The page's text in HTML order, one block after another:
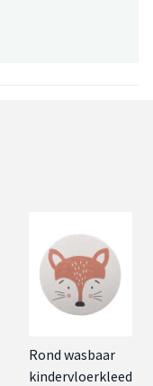
Rond wasbaar
kindervloerkleed